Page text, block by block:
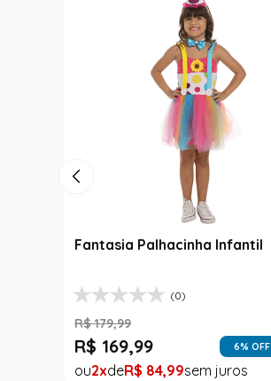
Fantasia Palhacinha Infantil
(0)
R$ 179,99
R$ 169,99 6% OFF
2 R$ 84,99